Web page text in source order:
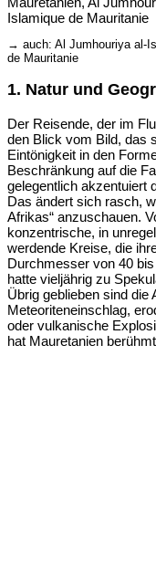
Islamique de Mauritanie
→ auch: Al Jumhouriya al-
de Mauritanie
1. Natur und
Der Reisende, der im
den Blick vom Bild, das
Eintönigkeit in den
Beschränkung auf die
gelegentlich akzentuiert
Das ändert sich rasch,
Afrikas“ anzuschauen.
konzentrische, in
werdende Kreise, die
Durchmesser von 40
hatte vieljährig zu
Übrig geblieben sind
Meteoriteneinschlag,
oder vulkanische
hat Mauretanien